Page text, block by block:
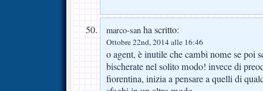
marco-san ha scritto:
Ottobre 22nd, 2014 alle 16:46
o agent, è inutile che cambi nome se poi
bischerate nel solito modo! invece di
fiorentina, inizia a pensare a quelli di